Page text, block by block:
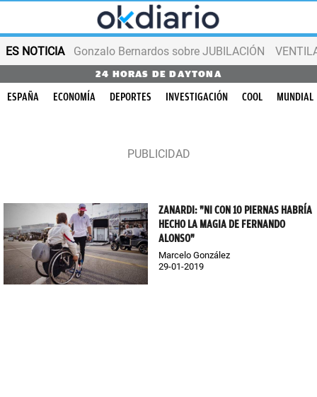
ES NOTICIA Gonzalo Bernardos sobre JUBILACIÓN
24 HORAS DE DAYTONA
ESPAÑA ECONOMÍA DEPORTES INVESTIGACIÓN COOL MUNDIAL
ZANARDI: "NI CON 10 PIERNAS HABRÍA
HECHO LA MAGIA DE FERNANDO
ALONSO"
Marcelo González
29-01-2019